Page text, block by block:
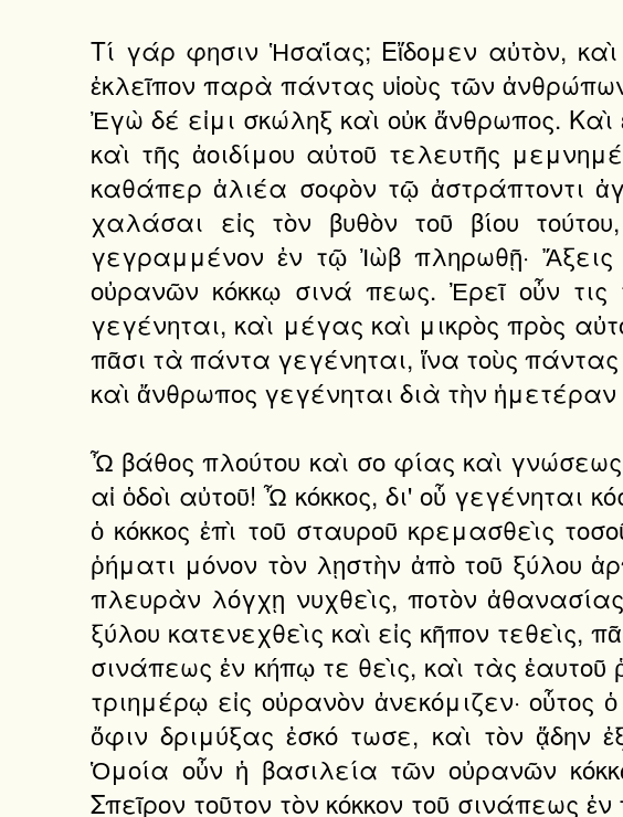
Τί γάρ φησιν Ἡσαΐας; Εἴδομεν αὐτὸν, καὶ
ἐκλεῖπον παρὰ πάντας υἱοὺς τῶν
Ἐγὼ δέ εἰμι σκώληξ καὶ οὐκ ἄνθρωπος.
καὶ τῆς ἀοιδίμου αὐτοῦ τελευτῆς
καθάπερ ἁλιέα σοφὸν τῷ ἀστράπτοντι
χαλάσαι εἰς τὸν βυθὸν τοῦ βίου
γεγραμμένον ἐν τῷ Ἰὼβ πληρωθῇ·
οὐρανῶν κόκκῳ σινά πεως. Ἐρεῖ οὖν
γεγένηται, καὶ μέγας καὶ μικρὸς πρὸς
πᾶσι τὰ πάντα γεγένηται, ἵνα τοὺς πάντας
καὶ ἄνθρωπος γεγένηται διὰ τὴν
Ὦ βάθος πλούτου καὶ σο φίας καὶ
αἱ ὁδοὶ αὐτοῦ! Ὦ κόκκος, δι' οὗ γεγένηται
ὁ κόκκος ἐπὶ τοῦ σταυροῦ κρεμασθεὶς
ῥήματι μόνον τὸν λῃστὴν ἀπὸ τοῦ ξύλου
πλευρὰν λόγχῃ νυχθεὶς, ποτὸν
ξύλου κατενεχθεὶς καὶ εἰς κῆπον τεθεὶς,
σινάπεως ἐν κήπῳ τε θεὶς, καὶ τὰς
τριημέρῳ εἰς οὐρανὸν ἀνεκόμιζεν· οὗτος
ὄφιν δριμύξας ἐσκό τωσε, καὶ τὸν ᾅδην
Ὁμοία οὖν ἡ βασιλεία τῶν οὐρανῶν
Σπεῖρον τοῦτον τὸν κόκκον τοῦ σινάπεως